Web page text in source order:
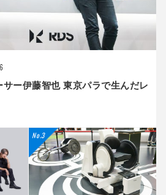
ー伊藤智也 東京パラで生んだレ